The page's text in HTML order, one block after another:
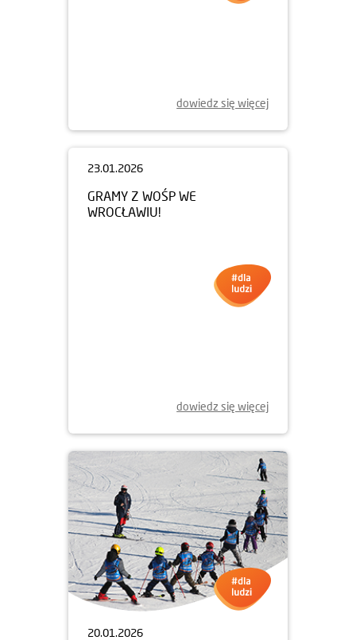
dowiedz się więcej
dowiedz się więcej
20.01.2026